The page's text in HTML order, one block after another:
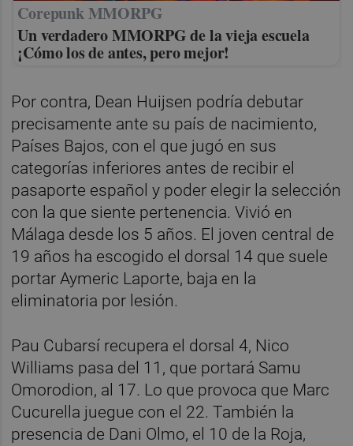
Corepunk MMORPG
Un verdadero MMORPG de la vieja escuela
¡Cómo los de antes, pero mejor!
Por contra, Dean Huijsen podría debutar
precisamente ante su país de nacimiento,
Países Bajos, con el que jugó en sus
categorías inferiores antes de recibir el
pasaporte español y poder elegir la selección
con la que siente pertenencia. Vivió en
Málaga desde los 5 años. El joven central de
19 años ha escogido el dorsal 14 que suele
portar Aymeric Laporte, baja en la
eliminatoria por lesión.
Pau Cubarsí recupera el dorsal 4, Nico
Williams pasa del 11, que portará Samu
Omorodion, al 17. Lo que provoca que Marc
Cucurella juegue con el 22. También la
presencia de Dani Olmo, el 10 de la Roja,